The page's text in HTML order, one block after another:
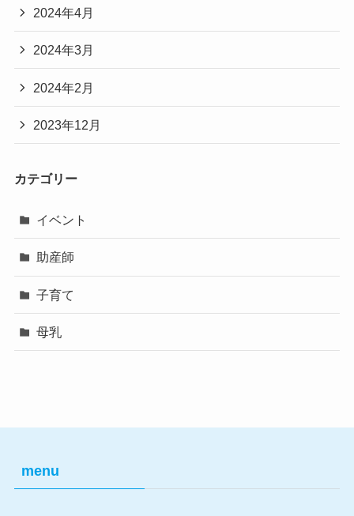
2024年4月
2024年3月
2024年2月
2023年12月
カテゴリー
イベント
助産師
子育て
母乳
menu